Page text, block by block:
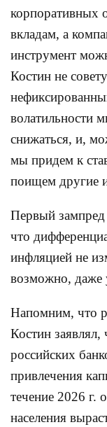
корпоративных
вкладам, а
инструмент
Костин не
волатильности
снижаться, и,
мы придем к
поищем другие
Первый
что
инфляцией не
возможно, даже
Напомним, что
Костин заявлял,
российских
привлечения
течение 2026 г.
населения